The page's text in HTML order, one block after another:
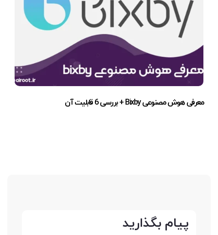
معرفی هوش مصنوعی Bixby + بررسی 6 قابلیت آن
پیام بگذارید